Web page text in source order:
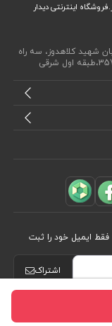
اینترنتی دیدار
شهید کلاهدوز، سه راه
ایمیل خود را ثبت
اشتراک